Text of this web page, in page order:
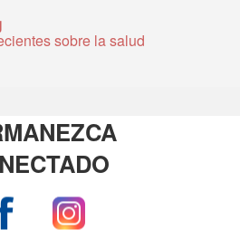
sobre la salud